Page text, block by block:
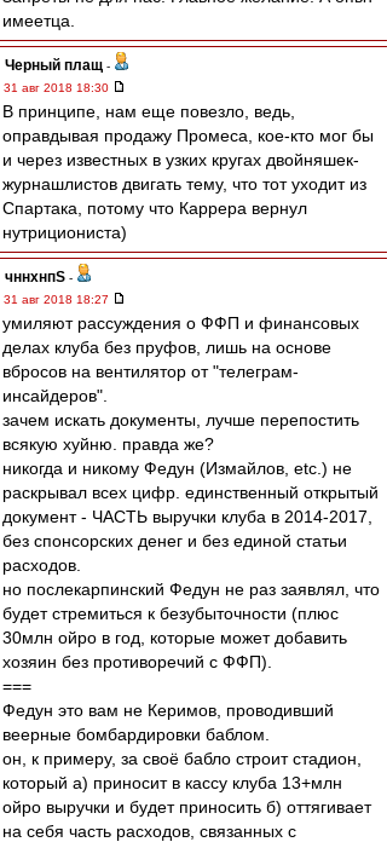
имеетца.
Черный плащ -
31 авг 2018 18:30
В принципе, нам еще повезло, ведь,
оправдывая продажу Промеса, кое-кто мог бы
и через известных в узких кругах двойняшек-
журнашлистов двигать тему, что тот уходит из
Спартака, потому что Каррера вернул
нутрициониста)
чннхнпS -
31 авг 2018 18:27
умиляют рассуждения о ФФП и финансовых
делах клуба без пруфов, лишь на основе
вбросов на вентилятор от "телеграм-
инсайдеров".
зачем искать документы, лучше перепостить
всякую хуйню. правда же?
никогда и никому Федун (Измайлов, etc.) не
раскрывал всех цифр. единственный открытый
документ - ЧАСТЬ выручки клуба в 2014-2017,
без спонсорских денег и без единой статьи
расходов.
но послекарпинский Федун не раз заявлял, что
будет стремиться к безубыточности (плюс
30млн ойро в год, которые может добавить
хозяин без противоречий с ФФП).
===
Федун это вам не Керимов, проводивший
веерные бомбардировки баблом.
он, к примеру, за своё бабло строит стадион,
который а) приносит в кассу клуба 13+млн
ойро выручки и будет приносить б) оттягивает
на себя часть расходов, связанных с